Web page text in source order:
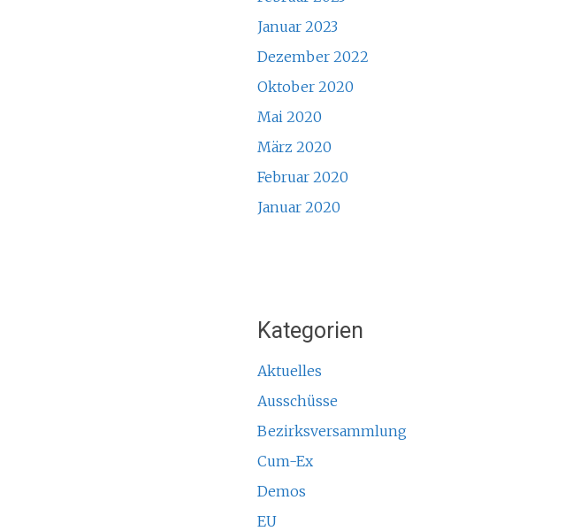
Januar 2023
Dezember 2022
Oktober 2020
Mai 2020
März 2020
Februar 2020
Januar 2020
Kategorien
Aktuelles
Ausschüsse
Bezirksversammlung
Cum-Ex
Demos
EU